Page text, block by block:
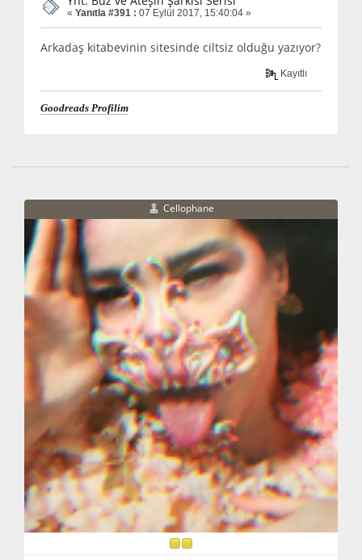
« Yanıtla #391 : 07 Eylül 2017, 15:40:04 »
Arkadaş kitabevinin sitesinde ciltsiz olduğu yazıyor?
Kayıtlı
Goodreads Profilim
Cellophane